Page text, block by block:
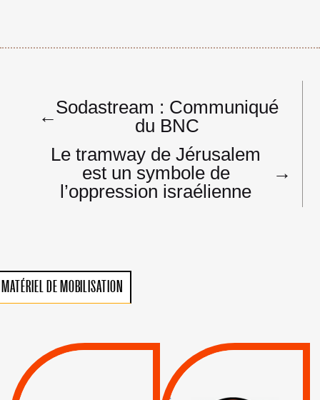
Navigation
de
←Sodastream : Communiqué
du BNC
Le tramway de Jérusalem
est un symbole de
l’oppression israélienne
→
MATÉRIEL DE MOBILISATION
VIOLATIONS DES
RESPECT DU DROIT